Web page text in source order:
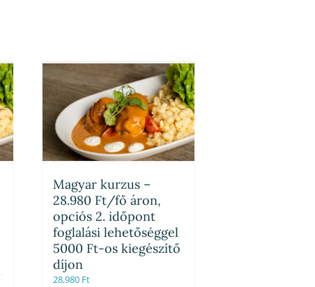
Magyar kurzus –
28.980 Ft/fő áron,
opciós 2. időpont
foglalási lehetőséggel
5000 Ft-os kiegészítő
díjon
28,980 Ft